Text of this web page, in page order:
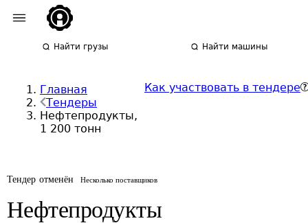
Найти грузы Найти машины
Главная
Тендеры
Нефтепродукты,
1 200 тонн
Как участвовать в тендере
Тендер отменён Несколько поставщиков
Нефтепродукты